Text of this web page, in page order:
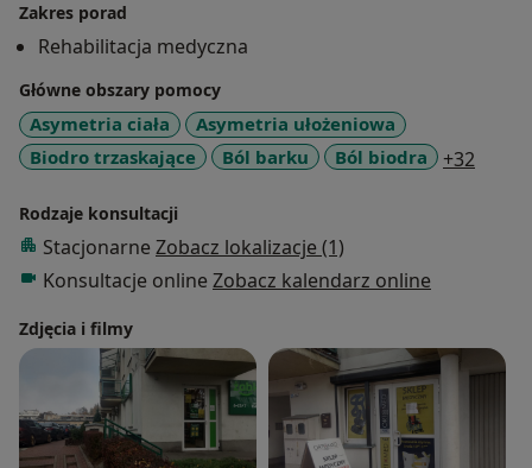
analizowany, w celu uniknięcia kontuzji i poprawienia
efektywności oraz wydolności organizmu. W terapii
stawiam na eliminacje problemu, zapobieganie
nawrotom, poprzez naukę samodzielnej kontroli ciała i
odpowiednio dobrany trening indywidualny.
Najważniejsza jest dokładna diagnoza - każde
poszukać. Spotkajmy się w gabinecie! Zapraszam!
Zakres porad
Rehabilitacja medyczna
Główne obszary pomocy
Asymetria ciała
Asymetria ułożeniowa
Biodro trzaskające
Ból barku Ból biodra +32
Rodzaje konsultacji
Stacjonarne Zobacz lokalizacje (1)
Konsultacje online Zobacz kalendarz online
Zdjęcia i filmy